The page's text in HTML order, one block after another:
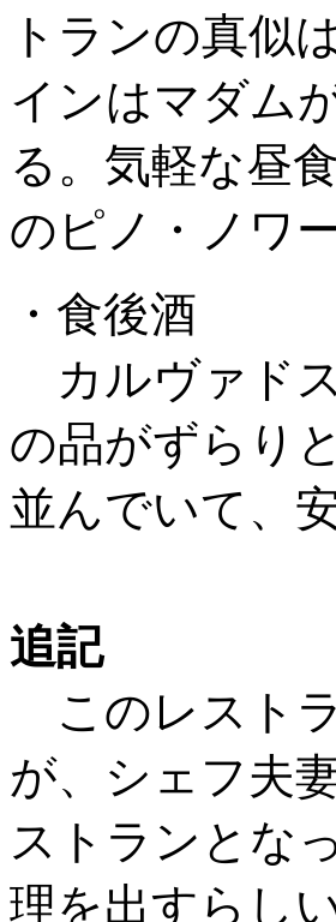
トランの真似
インはマダム
る。気軽な昼
のピノ・ノワ
・食後酒
カルヴァド
の品がずらり
並んでいて、安
追記
このレスト
が、シェフ夫
ストランとな
理を出すらし